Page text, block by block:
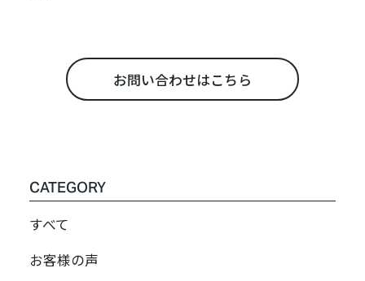
お問い合わせはこちら
CATEGORY
すべて
お客様の声